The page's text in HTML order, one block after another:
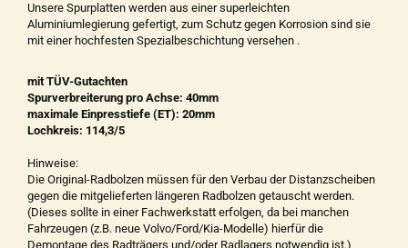
Unsere Spurplatten werden aus einer superleichten
Aluminiumlegierung gefertigt, zum Schutz gegen Korrosion sind sie
mit einer hochfesten Spezialbeschichtung versehen .
mit TÜV-Gutachten
Spurverbreiterung pro Achse: 40mm
maximale Einpresstiefe (ET): 20mm
Lochkreis: 114,3/5
Hinweise:
Die Original-Radbolzen müssen für den Verbau der Distanzscheiben
gegen die mitgelieferten längeren Radbolzen getauscht werden.
(Dieses sollte in einer Fachwerkstatt erfolgen, da bei manchen
Fahrzeugen (z.B. neue Volvo/Ford/Kia-Modelle) hierfür die
Demontage des Radträgers und/oder Radlagers notwendig ist.)